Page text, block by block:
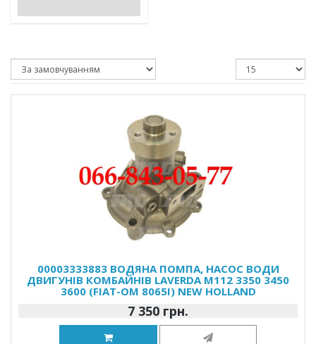
00003333883 ВОДЯНА ПОМПА, НАСОС ВОДИ
ДВИГУНІВ КОМБАЙНІВ LAVERDA M112 3350 3450
3600 (FIAT-OM 8065I) NEW HOLLAND
7 350 грн.